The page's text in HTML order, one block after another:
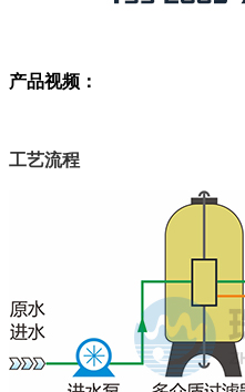
产品视频：
工艺流程